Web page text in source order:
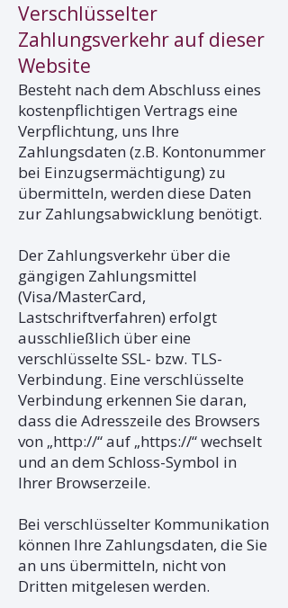
Verschlüsselter
Zahlungsverkehr auf dieser
Website
Besteht nach dem Abschluss eines
kostenpflichtigen Vertrags eine
Verpflichtung, uns Ihre
Zahlungsdaten (z.B. Kontonummer
bei Einzugsermächtigung) zu
übermitteln, werden diese Daten
zur Zahlungsabwicklung benötigt.
Der Zahlungsverkehr über die
gängigen Zahlungsmittel
(Visa/MasterCard,
Lastschriftverfahren) erfolgt
ausschließlich über eine
verschlüsselte SSL- bzw. TLS-
Verbindung. Eine verschlüsselte
Verbindung erkennen Sie daran,
dass die Adresszeile des Browsers
von „http://“ auf „https://“ wechselt
und an dem Schloss-Symbol in
Ihrer Browserzeile.
Bei verschlüsselter Kommunikation
können Ihre Zahlungsdaten, die Sie
an uns übermitteln, nicht von
Dritten mitgelesen werden.